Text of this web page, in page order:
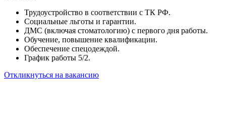
Трудоустройство в соответствии с ТК РФ.
Социальные льготы и гарантии.
ДМС (включая стоматологию) с первого дня работы.
Обучение, повышение квалификации.
Обеспечение спецодеждой.
График работы 5/2.
Откликнуться на вакансию